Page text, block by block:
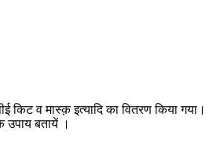
व मास्क़ इत्यादि का वितरण किया गया।
उपाय बतायें ।